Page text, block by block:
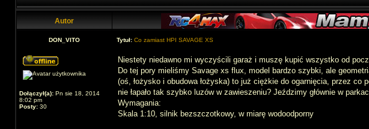
Autor
DON_VITO Tytuł: Co zamiast HPI SAVAGE XS
Dołączył(a): Pn sie 18, 2014
8:02 pm
Posty: 30
Niestety niedawno mi wyczyścili garaż i muszę kupić wszystko od
Do tej pory mieliśmy Savage xs flux, model bardzo szybki, ale
(oś, łożysko i obudowa łożyska) to już ciężkie do ogarnięcia, przez
nie łapało tak szybko luzów w zawieszeniu? Jeździmy głównie w
Wymagania:
Skala 1:10, silnik bezszczotkowy, w miarę wodoodporny